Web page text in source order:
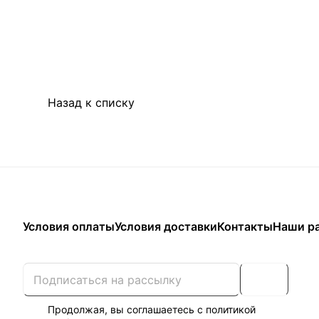
Назад к списку
Условия оплатыУсловия доставкиКонтактыНаши
Продолжая, вы соглашаетесь с политикой